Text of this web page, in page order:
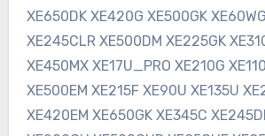
XE650DK XE420G XE500GK
XE245CLR XE500DM XE225GK
XE450MX XE17U_PRO XE210G
XE500EM XE215F XE90U XE135U
XE420EM XE650GK XE345C